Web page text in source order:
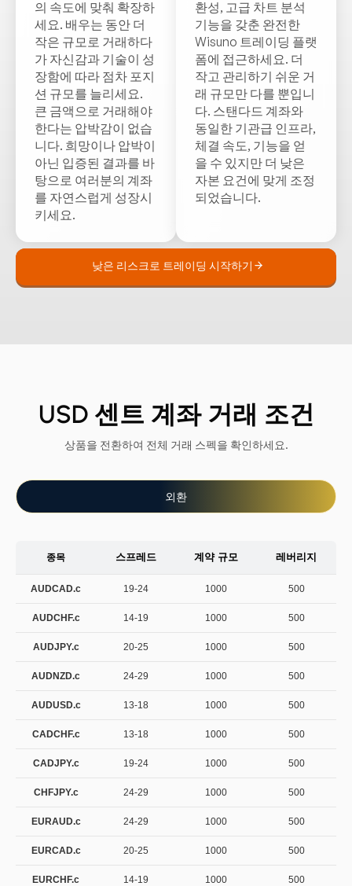
의 속도에 맞춰 확장하
세요. 배우는 동안 더
작은 규모로 거래하다
가 자신감과 기술이 성
장함에 따라 점차 포지
션 규모를 늘리세요.
큰 금액으로 거래해야
한다는 압박감이 없습
니다. 희망이나 압박이
아닌 입증된 결과를 바
탕으로 여러분의 계좌
를 자연스럽게 성장시
키세요.
환성, 고급 차트 분석
기능을 갖춘 완전한
Wisuno 트레이딩 플랫
폼에 접근하세요. 더
작고 관리하기 쉬운 거
래 규모만 다를 뿐입니
다. 스탠다드 계좌와
동일한 기관급 인프라,
체결 속도, 기능을 얻
을 수 있지만 더 낮은
자본 요건에 맞게 조정
되었습니다.
낮은 리스크로 트레이딩 시작하기
USD 센트 계좌 거래 조건
상품을 전환하여 전체 거래 스펙을 확인하세요.
외환
종목 스프레드 계약 규모 레버리지
AUDCAD.c 19-24 1000 500
AUDCHF.c 14-19 1000 500
AUDJPY.c 20-25 1000 500
AUDNZD.c 24-29 1000 500
AUDUSD.c 13-18 1000 500
CADCHF.c 13-18 1000 500
CADJPY.c 19-24 1000 500
CHFJPY.c 24-29 1000 500
EURAUD.c 24-29 1000 500
EURCAD.c 20-25 1000 500
EURCHF.c 14-19 1000 500